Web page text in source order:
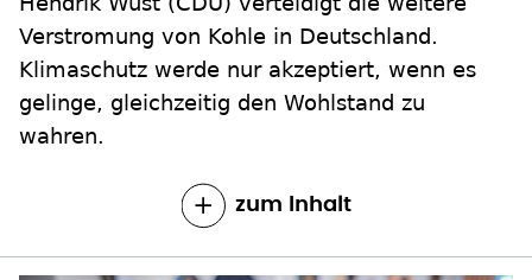
Klimaschutz werde nur akzeptiert, wenn es
gelinge, gleichzeitig den Wohlstand zu
wahren.